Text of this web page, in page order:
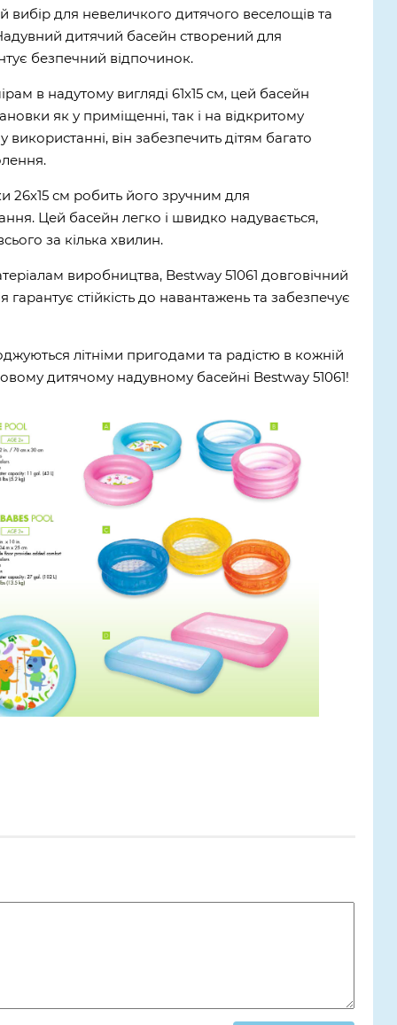
вибір для невеличкого дитячого веселощів та
дитячий басейн створений для
безпечний відпочинок.
в надутому вигляді 61х15 см, цей басейн
як у приміщенні, так і на відкритому
використанні, він забезпечить дітям багато
26х15 см робить його зручним для
Цей басейн легко і швидко надувається,
за кілька хвилин.
виробництва, Bestway 51061 довговічний
гарантує стійкість до навантажень та забезпечує
літніми пригодами та радістю в кожній
дитячому надувному басейні Bestway 51061!